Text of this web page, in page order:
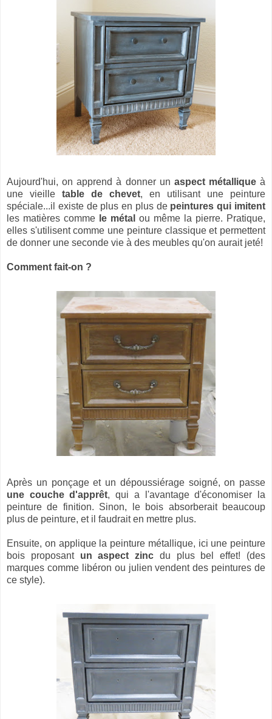
Aujourd'hui, on apprend à donner un aspect métalliqueà
une vieille table de chevet, en utilisant une peinture
spéciale...il existe de plus en plus de peintures qui imitent
les matières comme le métal ou même la pierre. Pratique,
elles s'utilisent comme une peinture classique et permettent
de donner une seconde vie à des meubles qu'on aurait jeté!
Comment fait-on ?
Après un ponçage et un dépoussiérage soigné, on passe
une couche d'apprêt, qui a l'avantage d'économiser la
peinture de finition. Sinon, le bois absorberait beaucoup
plus de peinture, et il faudrait en mettre plus.
Ensuite, on applique la peinture métallique, ici une peinture
bois proposant un aspect zinc du plus bel effet! (des
marques comme libéron ou julien vendent des peintures de
ce style).